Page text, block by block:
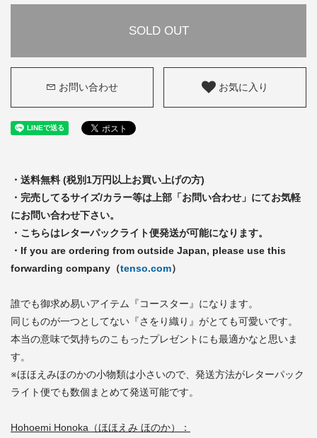
SOLD OUT
お問い合わせ お気に入り
・送料無料 (税別1万円以上お買い上げの方)
・完売してるサイズ/カラー等は上部「お問い合わせ」にてお気軽
にお問い合わせ下さい。
・こちらはレターパックライト便発送が可能になります。
・If you are ordering from outside Japan, please use this
forwarding company（tenso.com）
誰でも御求め易いアイテム『コースター』になります。
同じものが一つとしてない『さをり織り』がとても可愛いです。
本当の意味で気持ちのこもったプレゼントにも最適かなと思いま
す。
※ほほえみほのかの小物類は小さいので、発送方法がレターパック
ライト便でも数個まとめて発送可能です。
Hohoemi Honoka（ほほえみ ほのか）：